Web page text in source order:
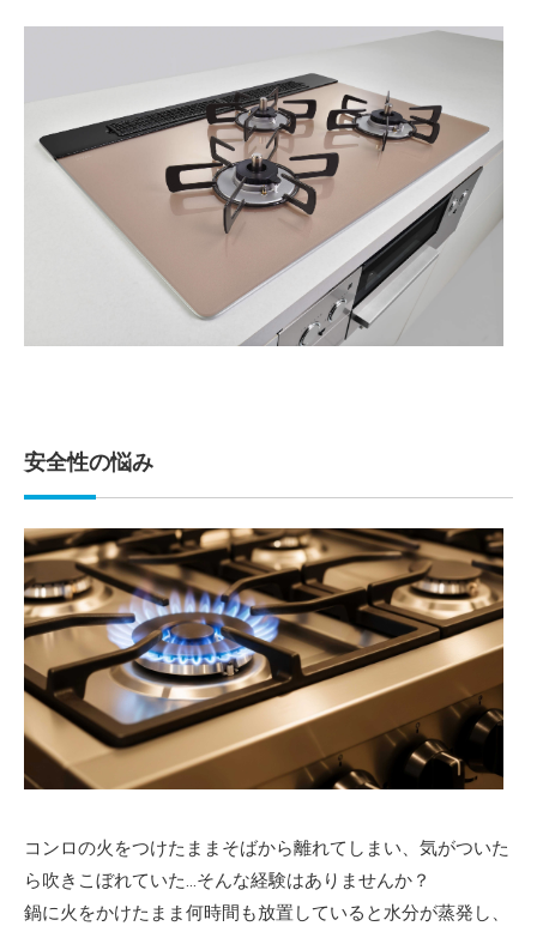
安全性の悩み
コンロの火をつけたままそばから離れてしまい、気がついた
ら吹きこぼれていた…そんな経験はありませんか？
鍋に火をかけたまま何時間も放置していると水分が蒸発し、